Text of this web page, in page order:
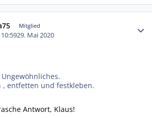
Mitglied
29. Mai 2020
, entfetten und festkleben.
Antwort, Klaus!